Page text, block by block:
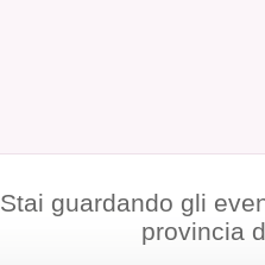
Stai guardando gli
provincia